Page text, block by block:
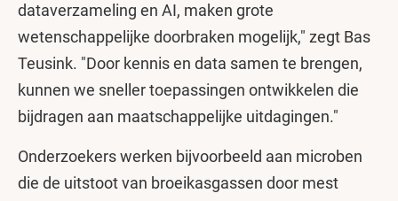
dataverzameling en AI, maken grote
wetenschappelijke doorbraken mogelijk," zegt Bas
Teusink. "Door kennis en data samen te brengen,
kunnen we sneller toepassingen ontwikkelen die
bijdragen aan maatschappelijke uitdagingen."
Onderzoekers werken bijvoorbeeld aan microben
die de uitstoot van broeikasgassen door mest